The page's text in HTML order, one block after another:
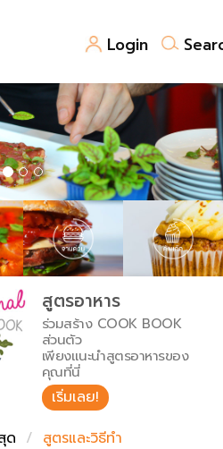
Login
ารตวง
วัตถุดิบ
สูตรอาหาร
ร่วมสร้าง COOK BOOK
ส่วนตัว
เพียงแนะนำสูตรอาหารของ
คุณที่นี่
เริ่มเลย!
ด สูตรและวิธีทำ